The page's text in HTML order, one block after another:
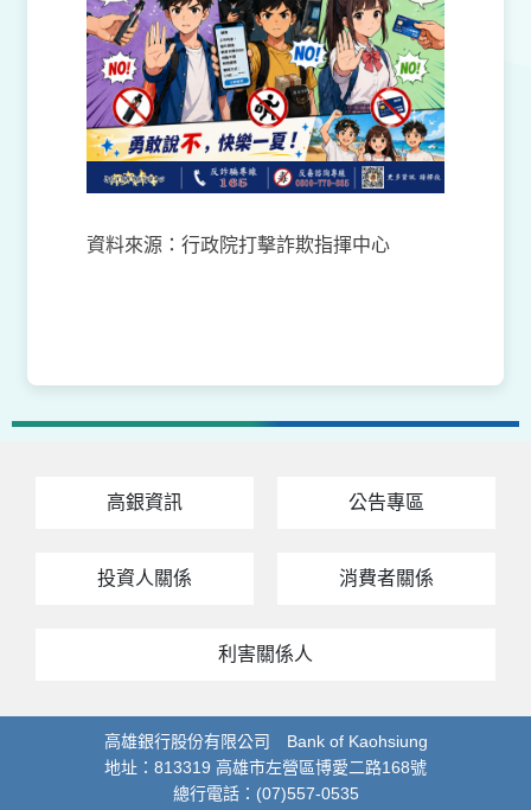
資料來源：行政院打擊詐欺指揮中心
高銀資訊 公告專區
投資人關係 消費者關係
利害關係人
高雄銀行股份有限公司 Bank of Kaohsiung
地址：813319 高雄市左營區博愛二路168號
總行電話：(07)557-0535